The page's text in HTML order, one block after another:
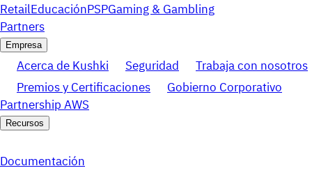
RetailEducaciónPSPGaming & Gambling
Partners
Empresa
Acerca de Kushki Seguridad
Trabaja con nosotros
Premios y Certificaciones
Gobierno Corporativo
Partnership AWS
Recursos
Documentación